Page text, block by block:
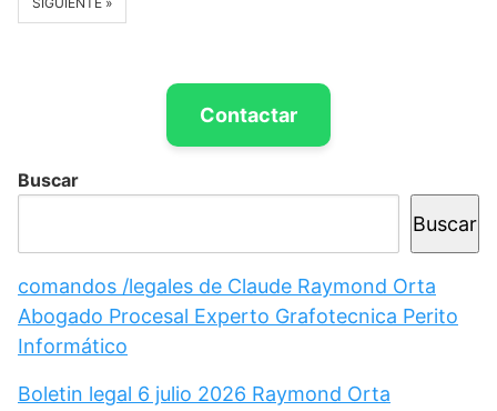
Contactar
Buscar
Buscar
comandos /legales de Claude Raymond Orta
Abogado Procesal Experto Grafotecnica Perito
Informático
Boletin legal 6 julio 2026 Raymond Orta